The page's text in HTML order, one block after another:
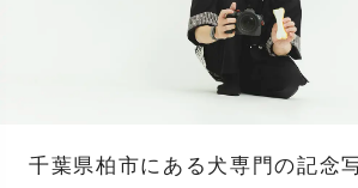
千葉県柏市にある犬専門の記念